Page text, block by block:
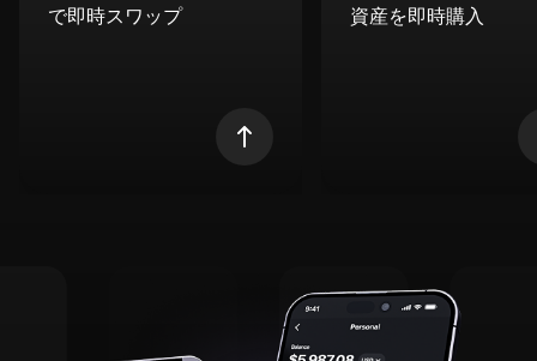
で即時スワップ
資産を即時購入